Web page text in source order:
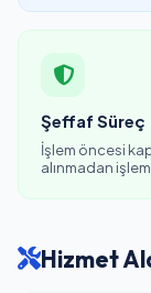
Şeffaf Süreç
İşlem öncesi
alınmadan
Hizmet